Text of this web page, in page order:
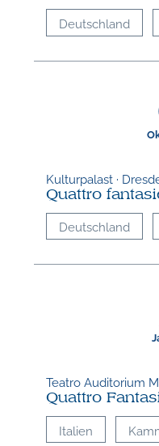
Deutschland
Kulturpalast ·
Quattro
Deutschland
Teatro Auditorium
Quattro
Italien